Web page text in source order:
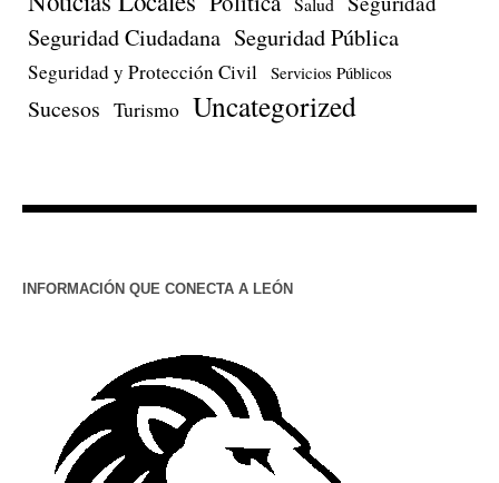
Seguridad Ciudadana Seguridad Pública
Seguridad y Protección Civil Servicios Públicos
Sucesos Turismo Uncategorized
INFORMACIÓN QUE CONECTA A LEÓN